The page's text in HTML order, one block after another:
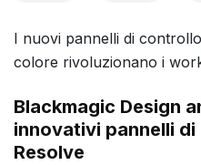
I nuovi pannelli di
colore rivoluzionano i
Blackmagic Design
innovativi pannelli
Resolve